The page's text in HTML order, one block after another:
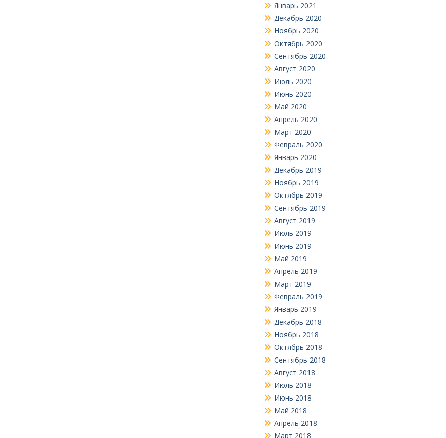
Январь 2021
Декабрь 2020
Ноябрь 2020
Октябрь 2020
Сентябрь 2020
Август 2020
Июль 2020
Июнь 2020
Май 2020
Апрель 2020
Март 2020
Февраль 2020
Январь 2020
Декабрь 2019
Ноябрь 2019
Октябрь 2019
Сентябрь 2019
Август 2019
Июль 2019
Июнь 2019
Май 2019
Апрель 2019
Март 2019
Февраль 2019
Январь 2019
Декабрь 2018
Ноябрь 2018
Октябрь 2018
Сентябрь 2018
Август 2018
Июль 2018
Июнь 2018
Май 2018
Апрель 2018
Март 2018